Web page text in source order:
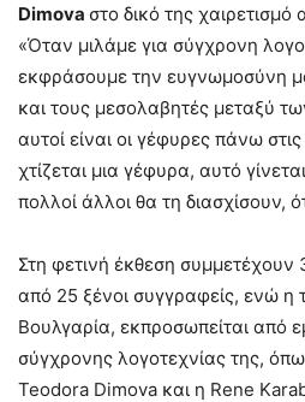
Dimova στο δικό της
«Όταν μιλάμε για σύγχρονη
εκφράσουμε την ευγνωμοσύνη
και τους μεσολαβητές μεταξύ
αυτοί είναι οι γέφυρες πάνω
χτίζεται μια γέφυρα, αυτό
πολλοί άλλοι θα τη διασχίσουν,
Στη φετινή έκθεση συμμετέχουν
από 25 ξένοι συγγραφείς, ενώ η
Βουλγαρία, εκπροσωπείται από
σύγχρονης λογοτεχνίας της,
Teodora Dimova και η Rene